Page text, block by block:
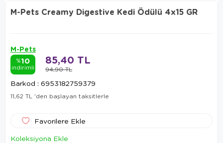
M-Pets Creamy Digestive Kedi Ödülü 4x15 GR
M-Pets
%10
indirimli 94,90 TL
85,40 TL
Barkod : 6953182759379
11,62 TL 'den başlayan taksitlerle
Favorilere Ekle
Koleksiyona Ekle